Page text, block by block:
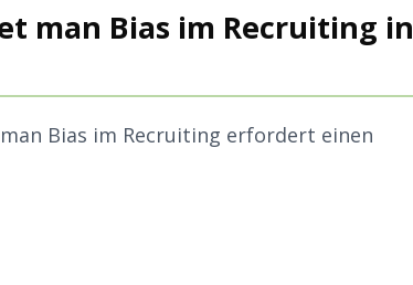
man Bias im Recruiting in
Bias im Recruiting erfordert einen